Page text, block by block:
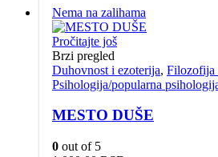
Nema na zalihama
Pročitajte još
Brzi pregled
Duhovnost i ezoterija, Filozofija
Psihologija/popularna
MESTO DUŠE
0 out of 5